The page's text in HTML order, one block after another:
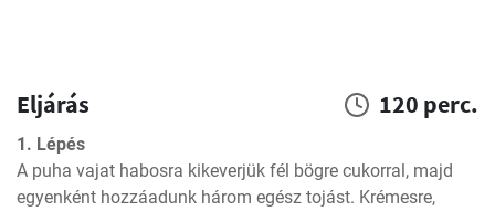
Eljárás 120 perc.
1. Lépés
A puha vajat habosra kikeverjük fél bögre cukorral, majd
egyenként hozzáadunk három egész tojást. Krémesre,